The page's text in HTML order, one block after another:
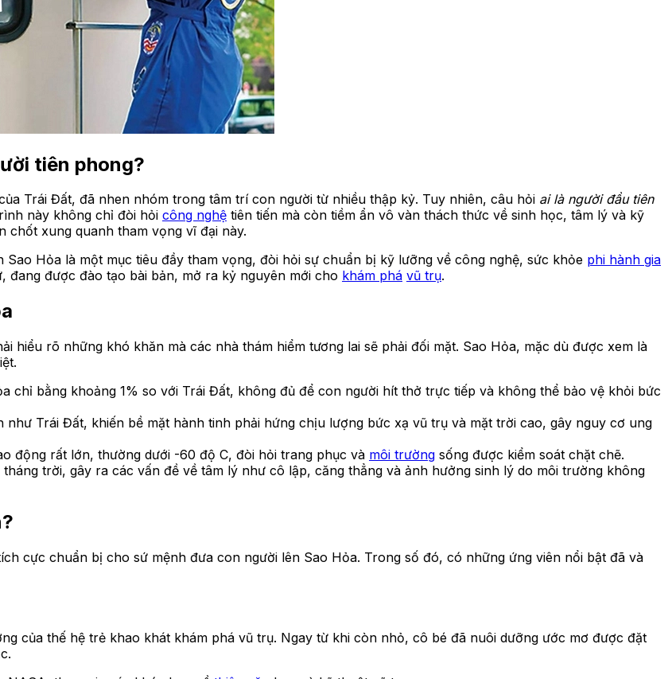
tiên phong?
Trái Đất, đã nhen nhóm trong tâm trí con người từ nhiều thập kỷ. Tuy nhiên, câu hỏi ai là người đầu tiên
này không chỉ đòi hỏi công nghệ tiên tiến mà còn tiềm ẩn vô vàn thách thức về sinh học, tâm lý và kỹ
chốt xung quanh tham vọng vĩ đại này.
Sao Hỏa là một mục tiêu đầy tham vọng, đòi hỏi sự chuẩn bị kỹ lưỡng về công nghệ, sức khỏe phi hành gia
đang được đào tạo bài bản, mở ra kỷ nguyên mới cho khám phá vũ trụ.
hiểu rõ những khó khăn mà các nhà thám hiểm tương lai sẽ phải đối mặt. Sao Hỏa, mặc dù được xem là
chỉ bằng khoảng 1% so với Trái Đất, không đủ để con người hít thở trực tiếp và không thể bảo vệ khỏi bức
như Trái Đất, khiến bề mặt hành tinh phải hứng chịu lượng bức xạ vũ trụ và mặt trời cao, gây nguy cơ ung
động rất lớn, thường dưới -60 độ C, đòi hỏi trang phục và môi trường sống được kiểm soát chặt chẽ.
trời, gây ra các vấn đề về tâm lý như cô lập, căng thẳng và ảnh hưởng sinh lý do môi trường không
cực chuẩn bị cho sứ mệnh đưa con người lên Sao Hỏa. Trong số đó, có những ứng viên nổi bật đã và
của thế hệ trẻ khao khát khám phá vũ trụ. Ngay từ khi còn nhỏ, cô bé đã nuôi dưỡng ước mơ được đặt